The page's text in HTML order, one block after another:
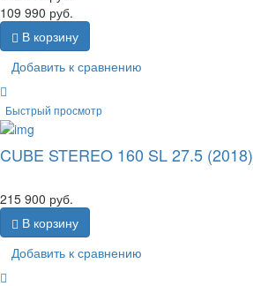
109 990 руб.
В корзину
Добавить к сравнению
Быстрый просмотр
CUBE STEREO 160 SL 27.5 (2018)
215 900 руб.
В корзину
Добавить к сравнению